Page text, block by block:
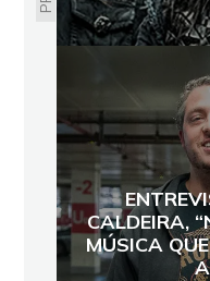
CALDEIRA,
MÚSICA